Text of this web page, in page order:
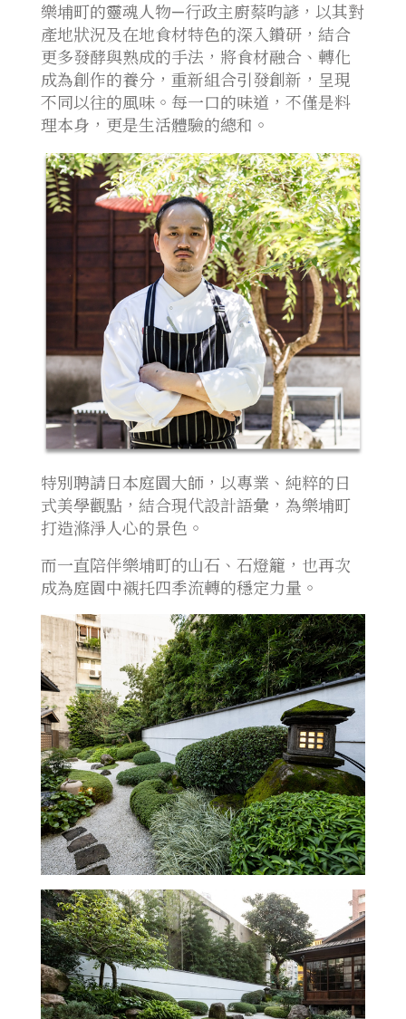
樂埔町的靈魂人物—行政主廚蔡昀諺，以其對
產地狀況及在地食材特色的深入鑽研，結合
更多發酵與熟成的手法，將食材融合、轉化
成為創作的養分，重新組合引發創新，呈現
不同以往的風味。每一口的味道，不僅是料
理本身，更是生活體驗的總和。
特別聘請日本庭園大師，以專業、純粹的日
式美學觀點，結合現代設計語彙，為樂埔町
打造滌淨人心的景色。
而一直陪伴樂埔町的山石、石燈籠，也再次
成為庭園中襯托四季流轉的穩定力量。